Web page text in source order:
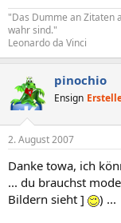
"Das Dumme an Zitaten
wahr sind."
Leonardo da Vinci
pinochio
Ensign
2. August 2007
Danke towa, ich
... du brauchst
Bildern sieht ]
) ...